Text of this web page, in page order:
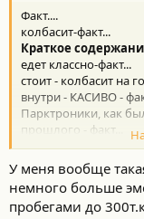
Факт....
колбасит-факт...
Краткое
едет классно-факт...
стоит - колбасит на
внутри - КАСИВО -
Парктроники, как
прошлого - факт...
Поносит Тойоту -
Факт - НЕ ПОВЕЗЛО
Нужно заставить
деньги)...тоже
и ещеФакт -мне
У меня вообще
немного больше
пробегами до